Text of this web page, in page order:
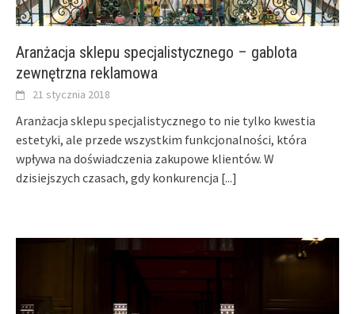
Aranżacja sklepu specjalistycznego – gablota
zewnętrzna reklamowa
21 stycznia 2018
Aranżacja sklepu specjalistycznego to nie tylko kwestia
estetyki, ale przede wszystkim funkcjonalności, która
wpływa na doświadczenia zakupowe klientów. W
dzisiejszych czasach, gdy konkurencja [...]